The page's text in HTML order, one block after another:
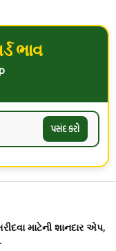
ભાવ
પસંદ કરો
માટેની શાનદાર એપ,